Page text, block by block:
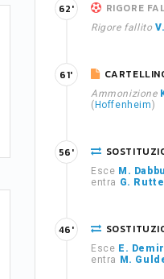
RIGORE
Rigore fallito
62'
Ammonizione
( Hoffenheim)
61'
Esce M.
entra G.
56'
Esce E.
entra
M.
46'